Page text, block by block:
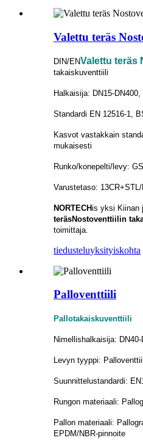
Valettu teräs
DIN/ENValettu teräs
takaiskuventtiili
Halkaisija: DN15-
Standardi EN 12516-1,
Kasvot vastakkain
mukaisesti
Runko/konepelti/levy:
Varustetaso:
NORTECHis yksi Kiinan
teräsNostoventtiilin
toimittaja.
tiedusteluyksityiskohta
Palloventtiili
Pallotakaiskuventtiili
Nimellishalkaisija: DN40-
Levyn tyyppi:
Suunnittelustandardi:
Rungon materiaali:
Pallon materiaali:
EPDM/NBR-pinnoite